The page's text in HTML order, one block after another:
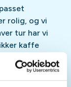
rolig, og vi
tur har vi
kaffe
for god